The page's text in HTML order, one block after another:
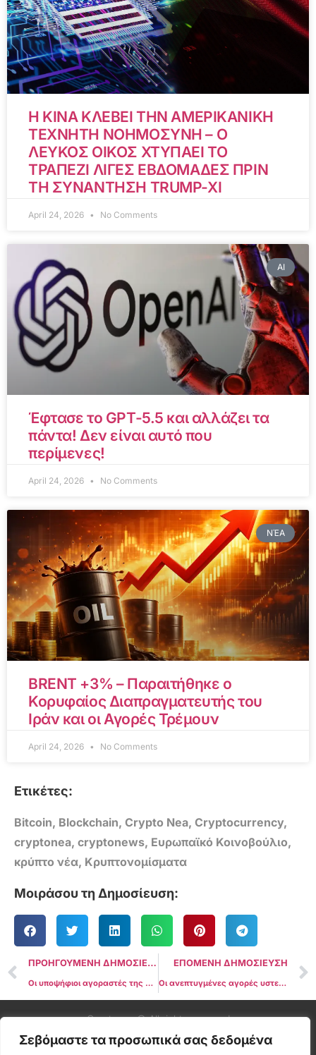
Σεβόμαστε τα προσωπικά σας δεδομένα
Η ΚΙΝΑ ΚΛΕΒΕΙ ΤΗΝ ΑΜΕΡΙΚΑΝΙΚΗ
ΤΕΧΝΗΤΗ ΝΟΗΜΟΣΥΝΗ – Ο
ΛΕΥΚΟΣ ΟΙΚΟΣ ΧΤΥΠΑΕΙ ΤΟ
ΤΡΑΠΕΖΙ ΛΙΓΕΣ ΕΒΔΟΜΑΔΕΣ ΠΡΙΝ
ΤΗ ΣΥΝΑΝΤΗΣΗ TRUMP-XI
April 24, 2026 No Comments
AI
Έφτασε το GPT-5.5 και αλλάζει τα
πάντα! Δεν είναι αυτό που
περίμενες!
April 24, 2026 No Comments
ΝΈΑ
BRENT +3% – Παραιτήθηκε ο
Κορυφαίος Διαπραγματευτής του
Ιράν και οι Αγορές Τρέμουν
April 24, 2026 No Comments
Ετικέτες:
Bitcoin, Blockchain, Crypto Nea, Cryptocurrency,
cryptonea, cryptonews, Ευρωπαϊκό Κοινοβούλιο,
κρύπτο νέα, Κρυπτονομίσματα
Μοιράσου τη Δημοσίευση:
ΠΡΟΗΓΟΥΜΕΝΗ ΔΗΜΟΣΙΕΥΣΗ
Οι υποψήφιοι αγοραστές της Signature Bank πρέπει να συμφωνήσουν να εγκαταλείψουν όλες τις επιχειρήσεις κρύπτο: Αναφορά
ΕΠΟΜΕΝΗ ΔΗΜΟΣΙΕΥΣΗ
Οι ανεπτυγμένες αγορές υστερούν στις ψηφιακές πληρωμές: Διευθύνων Σύμβουλος της BlackRock
Cryptonea © All rights reserved